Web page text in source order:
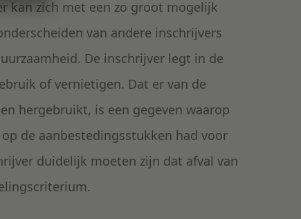
kan zich met een zo groot mogelijk
van andere inschrijvers
De inschrijver legt in de
of vernietigen. Dat er van de
hergebruikt, is een gegeven waarop
de aanbestedingsstukken had voor
duidelijk moeten zijn dat afval van